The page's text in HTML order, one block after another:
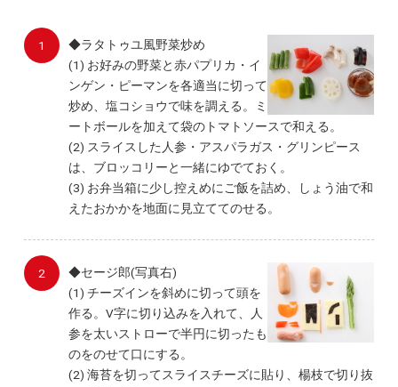
◆ラタトゥユ風野菜炒め
(1) お好みの野菜と赤パプリカ・イ
ンゲン・ピーマンを各適当に切って
炒め、塩コショウで味を調える。ミ
ートボールを加えて袋のトマトソースで和える。
(2) スライスした人参・アスパラガス・グリンピース
は、ブロッコリーと一緒にゆでておく。
(3) お弁当箱に少し控えめにご飯を詰め、しょう油で和
えたおかかを地面に見立ててのせる。
◆セージ郎(写真右)
(1) チーズインを斜めに切って頭を
作る。V字に切り込みを入れて、人
参を太いストローで半円に切ったも
のをのせて口にする。
(2) 海苔を切ってスライスチーズに貼り、楊枝で切り抜